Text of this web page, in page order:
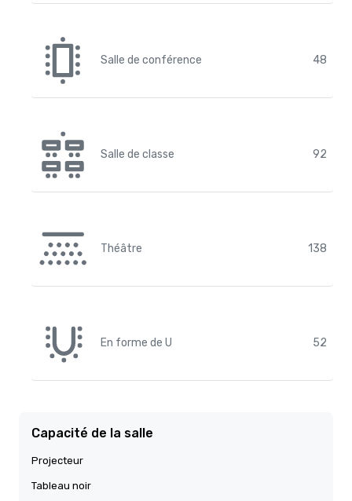
Salle de conférence 48
Salle de classe 92
Théâtre 138
En forme de U 52
Capacité de la salle
Projecteur
Tableau noir